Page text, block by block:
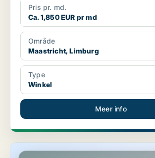
Pris pr. md.
Ca. 1,850 EUR pr md
Område
Maastricht, Limburg
Type
Winkel
Meer info
Winkel in Maastricht, Limburg